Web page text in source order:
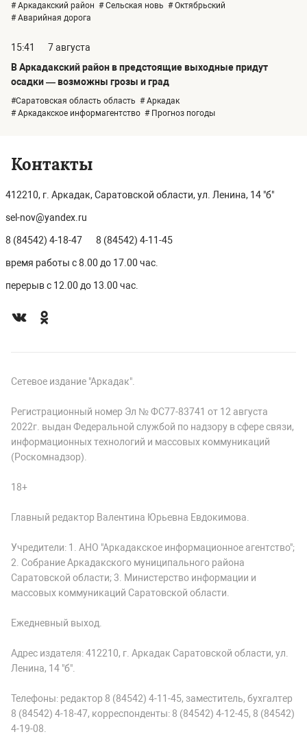
# Аркадакский район # Сельская новь # Октябрьский
# Аварийная дорога
15:41
7 августа
В Аркадакский район в предстоящие выходные придут
осадки — возможны грозы и град
#Саратовская область область # Аркадак
# Аркадакское информагентство # Прогноз погоды
Контакты
412210, г. Аркадак, Саратовской области, ул. Ленина, 14 "б"
sel-nov@yandex.ru
8 (84542) 4-18-47 8 (84542) 4-11-45
время работы с 8.00 до 17.00 час.
перерыв с 12.00 до 13.00 час.
Сетевое издание "Аркадак".
Регистрационный номер Эл № ФС77-83741 от 12 августа
2022г. выдан Федеральной службой по надзору в сфере связи,
информационных технологий и массовых коммуникаций
(Роскомнадзор).
18+
Главный редактор Валентина Юрьевна Евдокимова.
Учредители: 1. АНО "Аркадакское информационное агентство";
2. Собрание Аркадакского муниципального района
Саратовской области; 3. Министерство информации и
массовых коммуникаций Саратовской области.
Ежедневный выход.
Адрес издателя: 412210, г. Аркадак Саратовской области, ул.
Ленина, 14 "б".
Телефоны: редактор 8 (84542) 4-11-45, заместитель, бухгалтер
8 (84542) 4-18-47, корреспонденты: 8 (84542) 4-12-45, 8 (84542)
4-19-08.